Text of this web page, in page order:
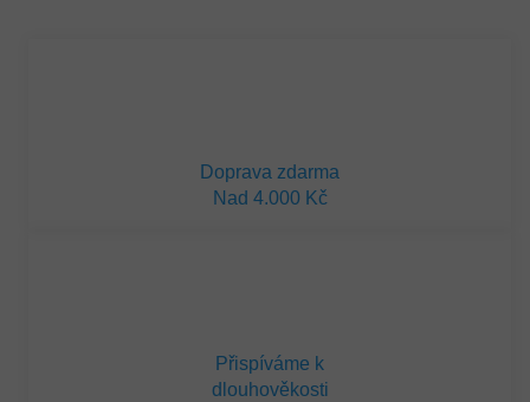
Doprava zdarma
Nad 4.000 Kč
Přispíváme k
dlouhověkosti